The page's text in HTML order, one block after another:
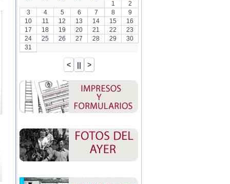
1
2
3
4 5 6 7 8
9
10
11 12 13 14 15
16
17
18 19 20 21 22
23
24
25 26 27 28 29
30
31